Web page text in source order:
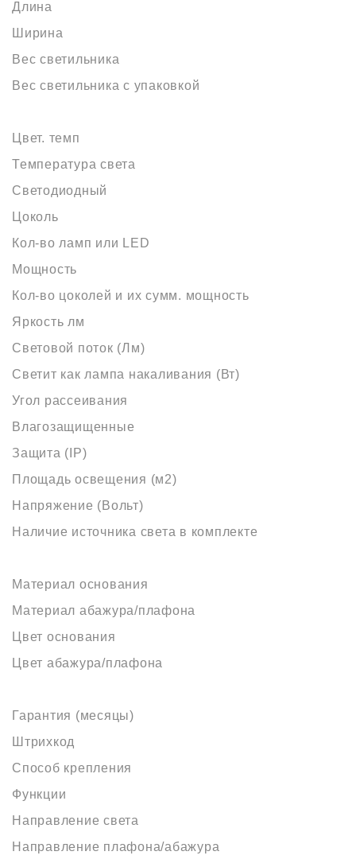
Длина
Ширина
Вес светильника
Вес светильника с упаковкой
Цвет. темп
Температура света
Светодиодный
Цоколь
Кол-во ламп или LED
Мощность
Кол-во цоколей и их сумм. мощность
Яркость лм
Световой поток (Лм)
Светит как лампа накаливания (Вт)
Угол рассеивания
Влагозащищенные
Защита (IP)
Площадь освещения (м2)
Напряжение (Вольт)
Наличие источника света в комплекте
Материал основания
Материал абажура/плафона
Цвет основания
Цвет абажура/плафона
Гарантия (месяцы)
Штрихкод
Способ крепления
Функции
Направление света
Направление плафона/абажура